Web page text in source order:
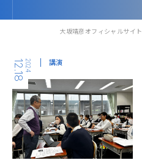
大坂靖彦オフィシャルサイト
12.18 2024 講演